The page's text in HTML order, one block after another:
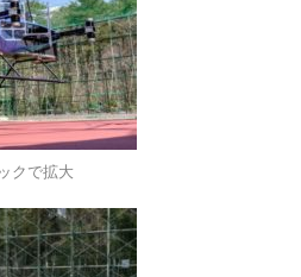
クで拡大